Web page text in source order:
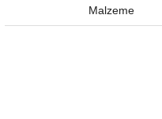
Malzeme